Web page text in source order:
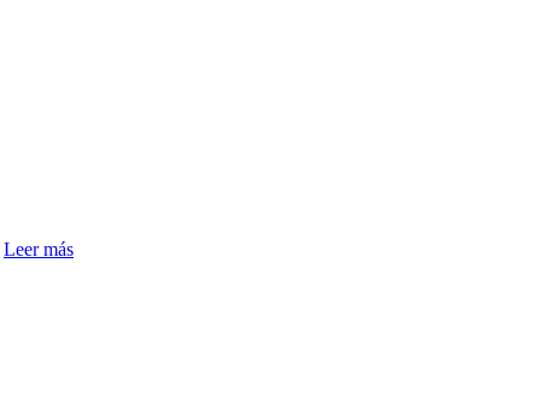
Leer más